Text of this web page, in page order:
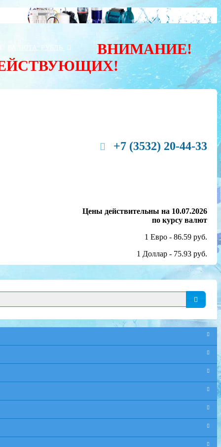
ВАЛЮТА: РУБЛЬ
ВНИМАНИЕ!
+7 (3532) 20-44-33
Цены действительны на 10.07.2026
по курсу валют
1 Евро - 86.59 руб.
1 Доллар - 75.93 руб.